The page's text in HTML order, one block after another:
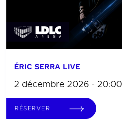
ÉRIC SERRA LIVE
2 décembre 2026 - 20:00
RÉSERVER